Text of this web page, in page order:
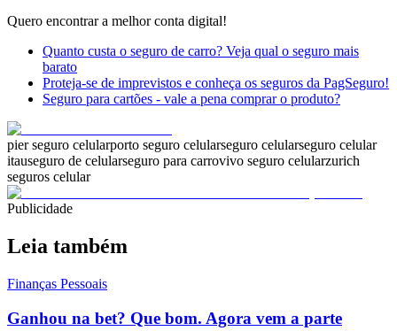
Quero encontrar a melhor conta digital!
Quanto custa o seguro de carro? Veja qual o seguro mais
barato
Proteja-se de imprevistos e conheça os seguros da PagSeguro!
Seguro para cartões - vale a pena comprar o produto?
pier seguro celularporto seguro celularseguro celularseguro celular
itauseguro de celularseguro para carrovivo seguro celularzurich
seguros celular
Publicidade
Leia também
Finanças Pessoais
Ganhou na bet? Que bom. Agora vem a parte